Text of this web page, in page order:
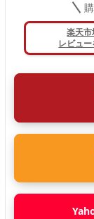
楽天
レビュ